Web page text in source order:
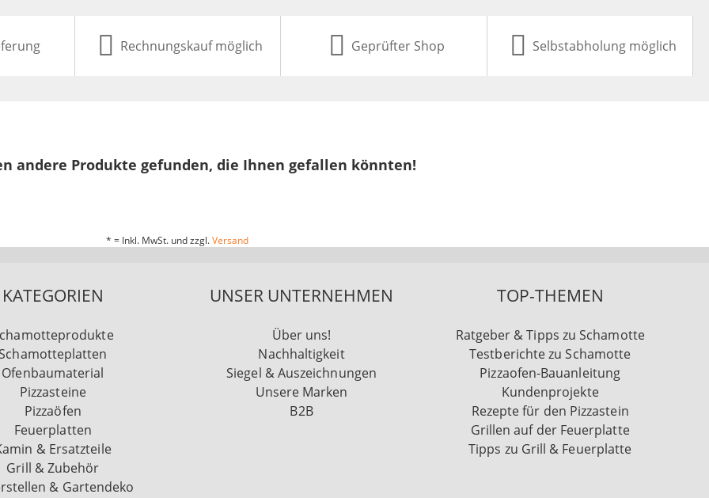
Rechnungskauf möglich Geprüfter Shop Selbstabholung möglich
andere Produkte gefunden, die Ihnen gefallen könnten!
* = Inkl. MwSt. und zzgl.Versand
KATEGORIEN
Ofenbaumaterial
Pizzasteine
Pizzaöfen
Feuerplatten
& Ersatzteile
Grill & Zubehör
& Gartendeko
UNSER UNTERNEHMEN
Über uns!
Nachhaltigkeit
Siegel & Auszeichnungen
Unsere Marken
B2B
TOP-THEMEN
Ratgeber & Tipps zu Schamotte
Testberichte zu Schamotte
Pizzaofen-Bauanleitung
Kundenprojekte
Rezepte für den Pizzastein
Grillen auf der Feuerplatte
Tipps zu Grill & Feuerplatte